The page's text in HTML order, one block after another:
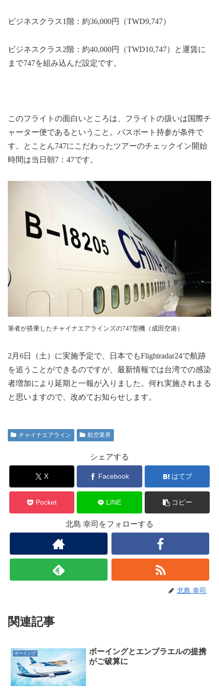
ビジネスクラス1 階：約36,000円（TWD9,747）
ビジネスクラス2階：約40,000円（TWD10,747）と運賃に
まで747を組み込んだ設定です。
このフライトの面白いところは、フライトの扱いは国際チ
ャーター便であるということ。パスポート持参が条件で
す。とことん747にこだわったツアーのチェックイン開始
時間は当日朝7：47です。
筆者が搭乗したチャイナエアラインズの747型機（成田空港）
2 月 6日（土）に実施予定で、日本でもFlightradar24で航跡
を追うことができるのですが、最新情報では台湾での感染
者増加により延期と一報が入りました。何れ実施されまる
と思いますので、改めてお知らせします。
チャイナエアライン 航空業界
シェアする
X Facebook はてブ
Pocket LINE コピー
北島 幸司をフォローする
北島 幸司
関連記事
ボーイング
ボーイングとエンブラエルの提携
がご破算に